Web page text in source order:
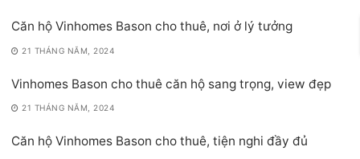
Căn hộ Vinhomes Bason cho thuê, nơi ở lý tưởng
21 THÁNG NĂM, 2024
Vinhomes Bason cho thuê căn hộ sang trọng, view đẹp
21 THÁNG NĂM, 2024
Căn hộ Vinhomes Bason cho thuê, tiện nghi đầy đủ